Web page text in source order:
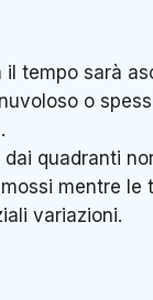
il tempo sarà
o
quadranti
mentre le
variazioni.